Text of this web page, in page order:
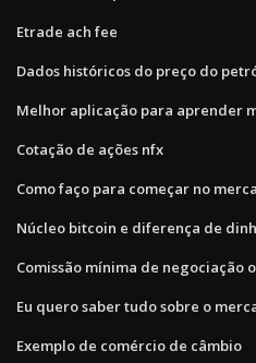
Etrade ach fee
Dados históricos do preço do
Melhor aplicação para aprender
Cotação de ações nfx
Como faço para começar no
Núcleo bitcoin e diferença de
Comissão mínima de negociação
Eu quero saber tudo sobre o
Exemplo de comércio de câmbio